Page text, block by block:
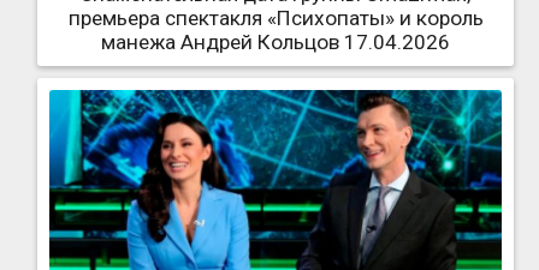
премьера спектакля «Психопаты» и король
манежа Андрей Кольцов 17.04.2026